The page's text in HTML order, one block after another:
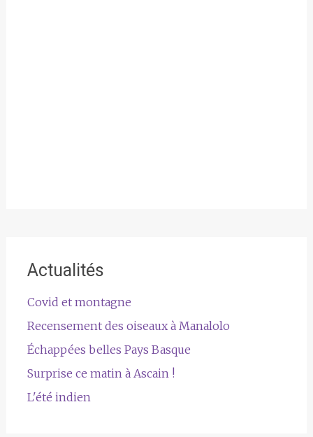
Actualités
Covid et montagne
Recensement des oiseaux à Manalolo
Échappées belles Pays Basque
Surprise ce matin à Ascain !
L'été indien